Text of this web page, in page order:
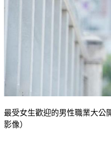
最受女生歡迎的男性職業大公
影像）